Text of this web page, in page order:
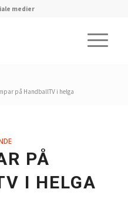
medier
på HandballTV i helga
PÅ
I HELGA